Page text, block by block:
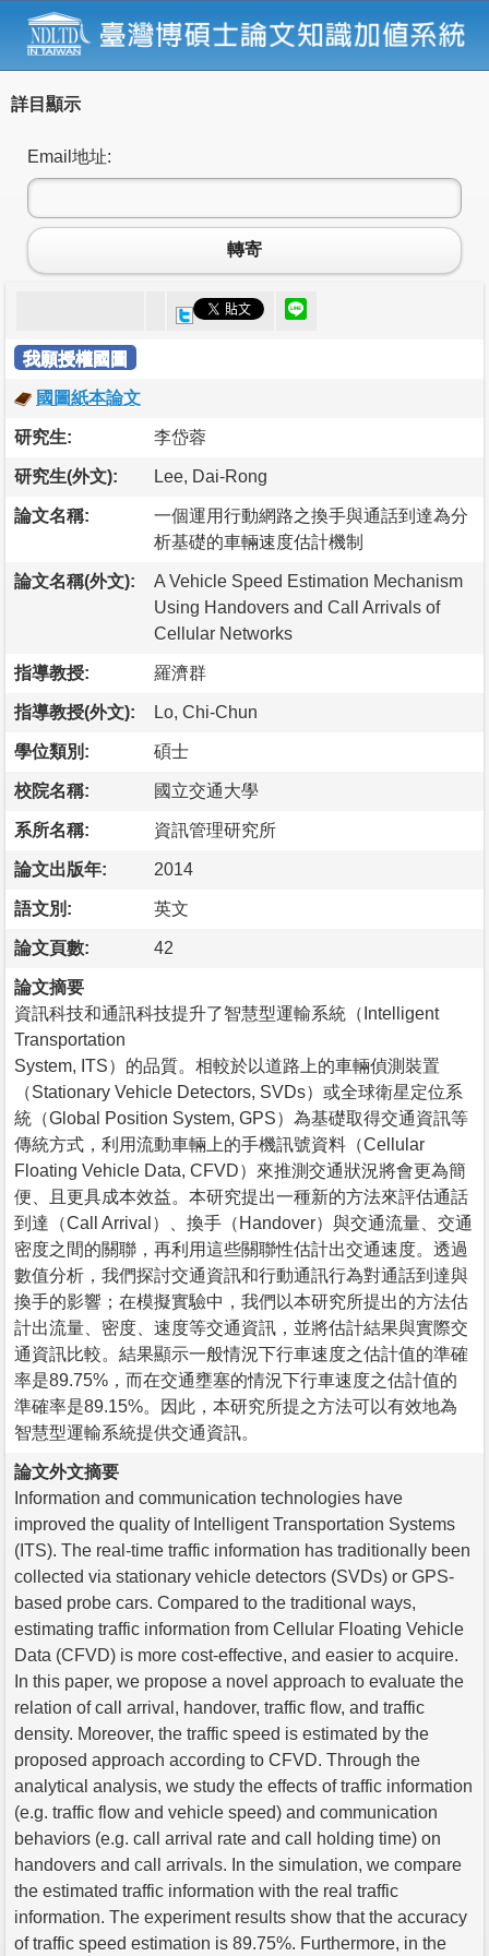
詳目顯示
Email地址:
轉寄
我願授權國圖
國圖紙本論文
研究生: 李岱蓉
研究生(外文): Lee, Dai-Rong
論文名稱:
一個運用行動網路之換手與通話到達為分
析基礎的車輛速度估計機制
論文名稱(外文):
A Vehicle Speed Estimation Mechanism
Using Handovers and Call Arrivals of
Cellular Networks
指導教授: 羅濟群
指導教授(外文): Lo, Chi-Chun
學位類別: 碩士
校院名稱: 國立交通大學
系所名稱: 資訊管理研究所
論文出版年: 2014
語文別: 英文
論文頁數: 42
論文摘要
資訊科技和通訊科技提升了智慧型運輸系統（Intelligent
Transportation
System, ITS）的品質。相較於以道路上的車輛偵測裝置
（Stationary Vehicle Detectors, SVDs）或全球衛星定位系
統（Global Position System, GPS）為基礎取得交通資訊等
傳統方式，利用流動車輛上的手機訊號資料（Cellular
Floating Vehicle Data, CFVD）來推測交通狀況將會更為簡
便、且更具成本效益。本研究提出一種新的方法來評估通話
到達（Call Arrival）、換手（Handover）與交通流量、交通
密度之間的關聯，再利用這些關聯性估計出交通速度。透過
數值分析，我們探討交通資訊和行動通訊行為對通話到達與
換手的影響；在模擬實驗中，我們以本研究所提出的方法估
計出流量、密度、速度等交通資訊，並將估計結果與實際交
通資訊比較。結果顯示一般情況下行車速度之估計值的準確
率是89.75%，而在交通壅塞的情況下行車速度之估計值的
準確率是89.15%。因此，本研究所提之方法可以有效地為
智慧型運輸系統提供交通資訊。
論文外文摘要
Information and communication technologies have
improved the quality of Intelligent Transportation Systems
(ITS). The real-time traffic information has traditionally been
collected via stationary vehicle detectors (SVDs) or GPS-
based probe cars. Compared to the traditional ways,
estimating traffic information from Cellular Floating Vehicle
Data (CFVD) is more cost-effective, and easier to acquire.
In this paper, we propose a novel approach to evaluate the
relation of call arrival, handover, traffic flow, and traffic
density. Moreover, the traffic speed is estimated by the
proposed approach according to CFVD. Through the
analytical analysis, we study the effects of traffic information
(e.g. traffic flow and vehicle speed) and communication
behaviors (e.g. call arrival rate and call holding time) on
handovers and call arrivals. In the simulation, we compare
the estimated traffic information with the real traffic
information. The experiment results show that the accuracy
of traffic speed estimation is 89.75%. Furthermore, in the